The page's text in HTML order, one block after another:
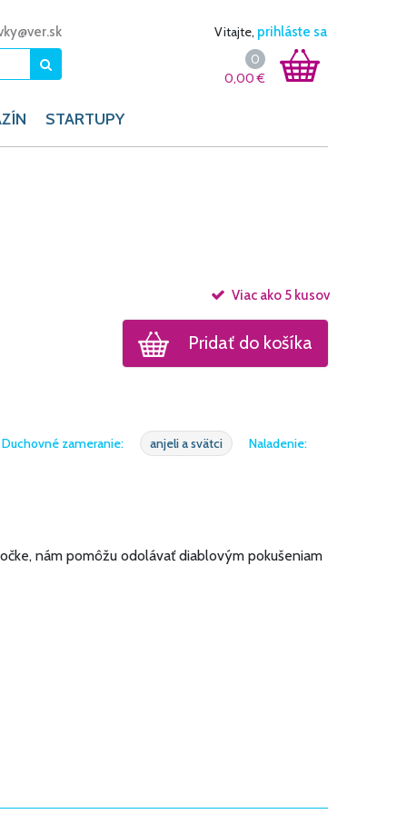
Vitajte, prihláste sa
0
0,00€
STARTUPY
Viac ako 5 kusov
Pridať do košíka
Duchovné zameranie: anjeli a svätci
Naladenie:
nám pomôžu odolávať diablovým pokušeniam